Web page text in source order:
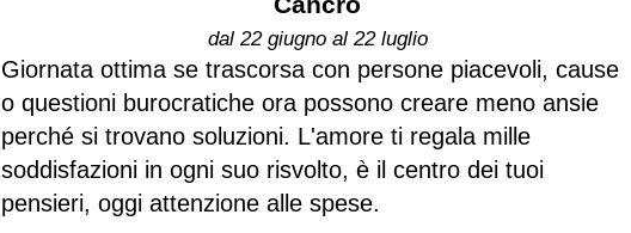
dal 22 giugno al 22 luglio
Giornata ottima se trascorsa con persone piacevoli, cause
o questioni burocratiche ora possono creare meno ansie
perché si trovano soluzioni. L'amore ti regala mille
soddisfazioni in ogni suo risvolto, è il centro dei tuoi
pensieri, oggi attenzione alle spese.